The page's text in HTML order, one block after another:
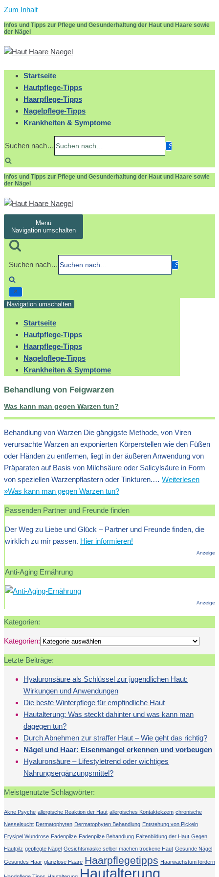
Zum Inhalt
Infos und Tipps zur Pflege und Gesunderhaltung der Haut und Haare sowie
der Nägel
Startseite
Hautpflege-Tipps
Haarpflege-Tipps
Nagelpflege-Tipps
Krankheiten & Symptome
Suchen nach…
Infos und Tipps zur Pflege und Gesunderhaltung der Haut und Haare sowie
der Nägel
Menü
Navigation umschalten
Suchen nach…
Navigation umschalten
Startseite
Hautpflege-Tipps
Haarpflege-Tipps
Nagelpflege-Tipps
Krankheiten & Symptome
Behandlung von Feigwarzen
Was kann man gegen Warzen tun?
Behandlung von Warzen Die gängigste Methode, von Viren
verursachte Warzen an exponierten Körperstellen wie den Füßen
oder Händen zu entfernen, liegt in der äußeren Anwendung von
Präparaten auf Basis von Milchsäure oder Salicylsäure in Form
von speziellen Warzenpflastern oder Tinkturen.… Weiterlesen
»Was kann man gegen Warzen tun?
Passenden Partner und Freunde finden
Der Weg zu Liebe und Glück – Partner und Freunde finden, die
wirklich zu mir passen. Hier informieren!
Anzeige
Anti-Aging Ernährung
Anzeige
Kategorien:
Kategorien:
Letzte Beiträge:
Hyaluronsäure als Schlüssel zur jugendlichen Haut:
Wirkungen und Anwendungen
Die beste Winterpflege für empfindliche Haut
Hautalterung: Was steckt dahinter und was kann man
dagegen tun?
Durch Abnehmen zur straffer Haut – Wie geht das richtig?
Nägel und Haar: Eisenmangel erkennen und vorbeugen
Hyaluronsäure – Lifestyletrend oder wichtiges
Nahrungsergänzungsmittel?
Meistgenutzte Schlagwörter:
Akne Psyche allergische Reaktion der Haut allergisches Kontaktekzem chronische
Nesselsucht Dermatophyten Dermatophyten Behandlung Entstehung von Pickeln
Erysipel Wundrose Fadenpilze Fadenpilze Behandlung Faltenbildung der Haut Gegen
Hautpilz gepflegte Nägel Gesichtsmaske selber machen trockene Haut Gesunde Nägel
Gesundes Haar glanzlose Haare Haarpflegetipps Haarwachstum fördern
Hautalterung